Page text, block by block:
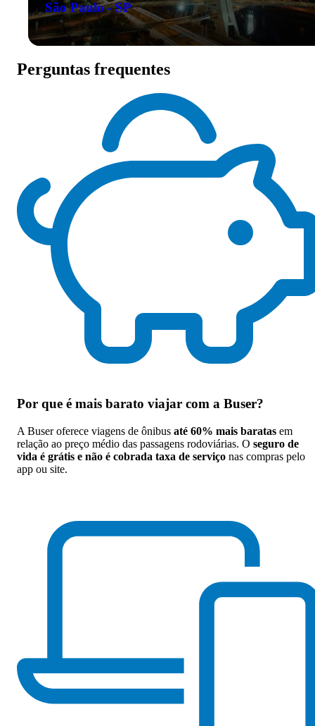
São Paulo - SP
Perguntas frequentes
Por que é mais barato viajar com a Buser?
A Buser oferece viagens de ônibus até 60% mais baratas em
relação ao preço médio das passagens rodoviárias. O seguro de
vida é grátis e não é cobrada taxa de serviço nas compras pelo
app ou site.